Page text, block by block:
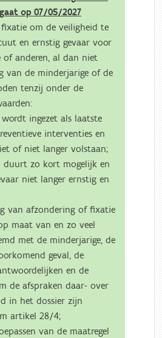
op 07/05/2027
om de veiligheid te
en ernstig gevaar voor
of anderen, al dan niet
van de minderjarige of de
tenzij onder de
wordt ingezet als laatste
interventies en
of niet langer volstaan;
duurt zo kort mogelijk en
niet langer ernstig en
van afzondering of fixatie
maat van en zo veel
met de minderjarige, de
geval, de
en de
de afspraken daar- over
in het dossier zijn
artikel 28/4;
van de maatregel